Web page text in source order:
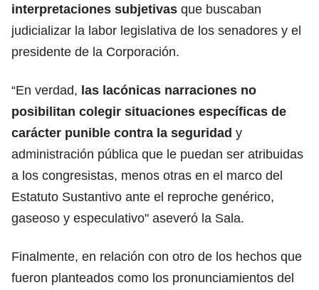
interpretaciones subjetivas que buscaban
judicializar la labor legislativa de los senadores y el
presidente de la Corporación.
“En verdad, las lacónicas narraciones no
posibilitan colegir situaciones específicas de
carácter punible contra la seguridad y
administración pública que le puedan ser atribuidas
a los congresistas, menos otras en el marco del
Estatuto Sustantivo ante el reproche genérico,
gaseoso y especulativo" aseveró la Sala.
Finalmente, en relación con otro de los hechos que
fueron planteados como los pronunciamientos del